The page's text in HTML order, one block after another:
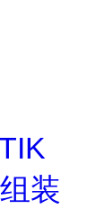
装